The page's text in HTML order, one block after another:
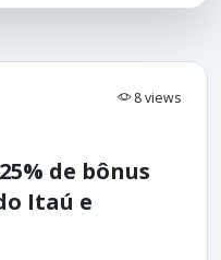
8 views
de bônus
Itaú e